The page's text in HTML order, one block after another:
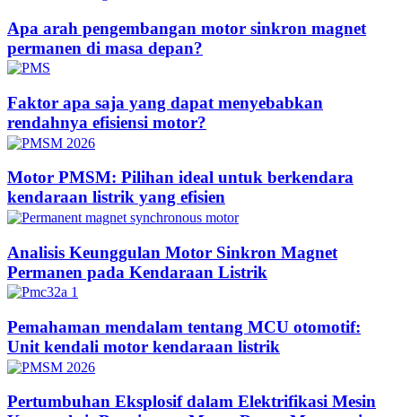
Apa arah pengembangan motor sinkron magnet
permanen di masa depan?
Faktor apa saja yang dapat menyebabkan
rendahnya efisiensi motor?
Motor PMSM: Pilihan ideal untuk berkendara
kendaraan listrik yang efisien
Analisis Keunggulan Motor Sinkron Magnet
Permanen pada Kendaraan Listrik
Pemahaman mendalam tentang MCU otomotif:
Unit kendali motor kendaraan listrik
Pertumbuhan Eksplosif dalam Elektrifikasi Mesin